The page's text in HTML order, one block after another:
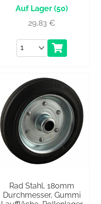
(50)
29,83€
Anzahl
Rad Stahl, 180mm
Durchmesser, Gummi